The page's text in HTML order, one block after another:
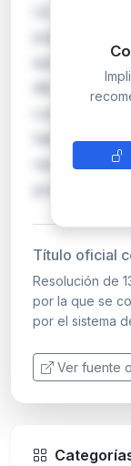
La
puesto de
que permite
cumplan los
habitual
Título oficial
Resolución de
por la que se
por el sistema
Ver fuente